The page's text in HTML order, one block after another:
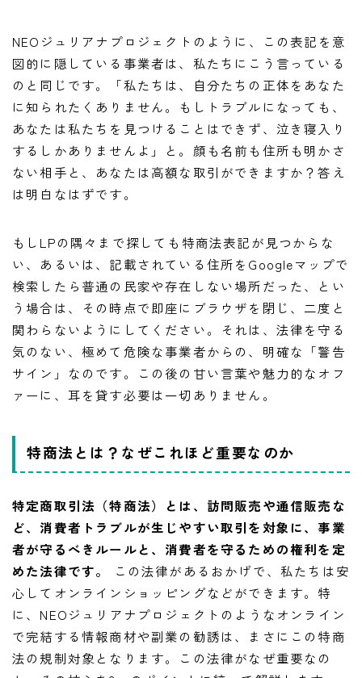
NEOジュリアナプロジェクトのように、この表記を意
図的に隠している事業者は、私たちにこう言っている
のと同じです。「私たちは、自分たちの正体をあなた
に知られたくありません。もしトラブルになっても、
あなたは私たちを見つけることはできず、泣き寝入り
するしかありませんよ」と。顔も名前も住所も明かさ
ない相手と、あなたは高額な取引ができますか？答え
は明白なはずです。
もしLPの隅々まで探しても特商法表記が見つからな
い、あるいは、記載されている住所をGoogleマップで
検索したら普通の民家や存在しない場所だった、とい
う場合は、その時点で即座にブラウザを閉じ、二度と
関わらないようにしてください。それは、法律を守る
気のない、極めて危険な事業者からの、明確な「警告
サイン」なのです。この後の甘い言葉や魅力的なオフ
ァーに、耳を貸す必要は一切ありません。
特商法とは？なぜこれほど重要なのか
特定商取引法（特商法）とは、訪問販売や通信販売な
ど、消費者トラブルが生じやすい取引を対象に、事業
者が守るべきルールと、消費者を守るための権利を定
めた法律です。
この法律があるおかげで、私たちは安
心してオンラインショッピングなどができます。特
に、NEOジュリアナプロジェクトのようなオンライン
で完結する情報商材や副業の勧誘は、まさにこの特商
法の規制対象となります。この法律がなぜ重要なの